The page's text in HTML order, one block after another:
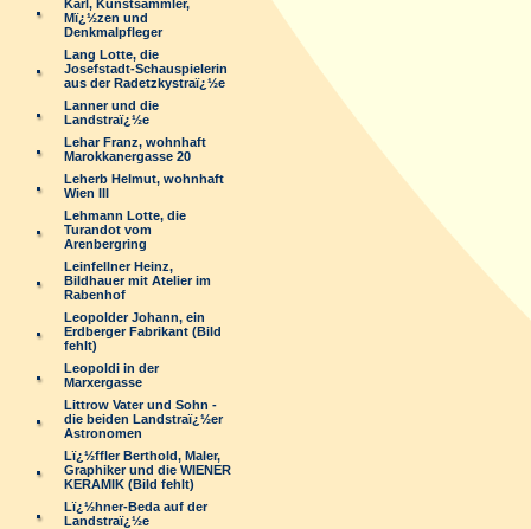
Karl, Kunstsammler,
Mï¿½zen und
Denkmalpfleger
Lang Lotte, die
Josefstadt-Schauspielerin
aus der Radetzkystraï¿½e
Lanner und die
Landstraï¿½e
Lehar Franz, wohnhaft
Marokkanergasse 20
Leherb Helmut, wohnhaft
Wien III
Lehmann Lotte, die
Turandot vom
Arenbergring
Leinfellner Heinz,
Bildhauer mit Atelier im
Rabenhof
Leopolder Johann, ein
Erdberger Fabrikant (Bild
fehlt)
Leopoldi in der
Marxergasse
Littrow Vater und Sohn -
die beiden Landstraï¿½er
Astronomen
Lï¿½ffler Berthold, Maler,
Graphiker und die WIENER
KERAMIK (Bild fehlt)
Lï¿½hner-Beda auf der
Landstraï¿½e